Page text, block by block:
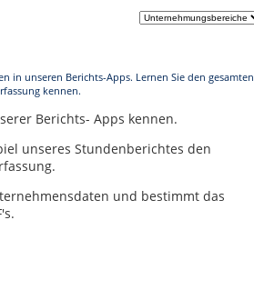
in unseren Berichts-Apps. Lernen Sie den gesamten
kennen.
Berichts- Apps kennen.
unseres Stundenberichtes den
und bestimmt das